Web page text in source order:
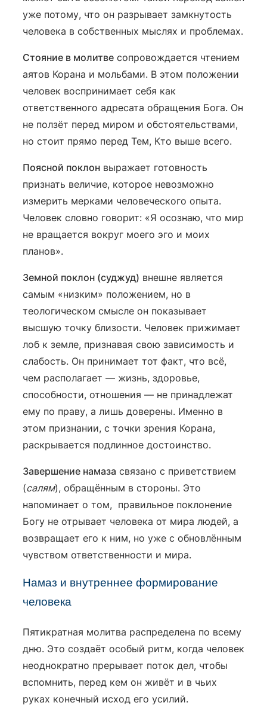
уже потому, что он разрывает замкнутость
человека в собственных мыслях и проблемах.
Стояние в молитве сопровождается чтением
аятов Корана и мольбами. В этом положении
человек воспринимает себя как
ответственного адресата обращения Бога. Он
не ползёт перед миром и обстоятельствами,
но стоит прямо перед Тем, Кто выше всего.
Поясной поклон выражает готовность
признать величие, которое невозможно
измерить мерками человеческого опыта.
Человек словно говорит: «Я осознаю, что мир
не вращается вокруг моего эго и моих
планов».
Земной поклон (суджуд) внешне является
самым «низким» положением, но в
теологическом смысле он показывает
высшую точку близости. Человек прижимает
лоб к земле, признавая свою зависимость и
слабость. Он принимает тот факт, что всё,
чем располагает — жизнь, здоровье,
способности, отношения — не принадлежат
ему по праву, а лишь доверены. Именно в
этом признании, с точки зрения Корана,
раскрывается подлинное достоинство.
Завершение намаза связано с приветствием
(салям), обращённым в стороны. Это
напоминает о том, правильное поклонение
Богу не отрывает человека от мира людей, а
возвращает его к ним, но уже с обновлённым
чувством ответственности и мира.
Намаз и внутреннее формирование
человека
Пятикратная молитва распределена по всему
дню. Это создаёт особый ритм, когда человек
неоднократно прерывает поток дел, чтобы
вспомнить, перед кем он живёт и в чьих
руках конечный исход его усилий.